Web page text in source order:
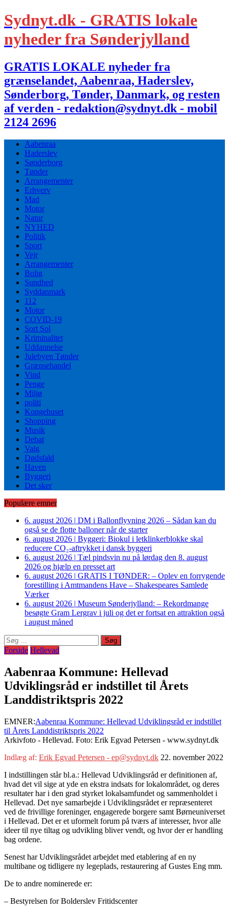
Sydnyt.dk - GRATIS lokale
nyheder fra Sønderjylland
GRATIS LOKALE nyheder fra
grænselandet, Aabenraa, Haderslev,
Sønderborg, Tønder, Danmark, og resten
af verden - redaktion@sydnyt.dk - mobil
2124 2696
Aabenraa
Haderslev
Sønderborg
Tønder
Arrangementer
Erhverv
Mad
Motor
Natur
NYHED
Politik
Sport
Vejr
Arrangementer
Bolig
Sundhed
Syddanmark
112
Motor
COVID-19
Sort Sol
Kriminalitet
Uddannelse
Julebyen Tønder
Grænsehandel
Vind
Penge
Miljø
politi
Kongehuset
Shopping
Musik
Debat
Valg
Dødsfald
Haven
Byggeri
Det sker
Populære emner
6. august 2026 | DM i Ballonflyvning 2026 – Sådan kan du
også se de flotte balloner når de starter
6. august 2026 | Byggeri: Biokul i letklinkerblokke skal
reducere CO₂-aftrykket i dansk byggeri
6. august 2026 | Tæl pindsvin nu på lørdag den 8. august
2026 og hjælp en presset art
6. august 2026 | GRATIS I TØNDER: – Oplev en forrygende
forestilling i Amtmandens Have – Shakespeares Samlede
Værker
6. august 2026 | Museum Sønderjylland: – Rekordmange
besøgte Gram Lergrav i juli og det er fortsat en attraktion også
i august måned
Søg
efter:
Forside Hellevad
Aabenraa Kommune: Hellevad
Udviklingsråd er indstillet til Årets
Landdistriktspris 2022
EMNER:Aabenraa Kommune: Hellevad Udviklingsråd er indstillet
til Årets Landdistriktspris 2022
Arkivfoto - Hellevad. Foto: Erik Egvad Petersen - www.sydnyt.dk
Indlæg af: Erik Egvad Petersen - ep@sydnyt.dk 22. november 2022
I indstillingen står bl.a.: Hellevad Udviklingsråd er definitionen af,
hvad det vil sige at yde en ekstra indsats for lokalområdet, og deres
resultater har i den grad styrket lokalsamfundet og sammenholdet i
Hellevad. Det nye samarbejde i Udviklingsrådet er repræsenteret
ved de frivillige foreninger, engagerede borgere samt Børneuniverset
i Hellevad. Det er et uformelt forum på tværs af interesser, hvor alle
ideer til nye tiltag og udvikling bliver vendt, og hvor der er handling
bag ordene.
Senest har Udviklingsrådet arbejdet med etablering af en ny
multibane og tidligere ny legeplads, restaurering af Gustes Eng mm.
De to andre nominerede er:
– Bestyrelsen for Bolderslev Fritidscenter